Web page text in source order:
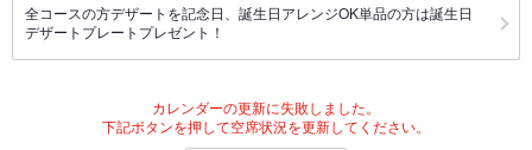
全コースの方デザートを記念日、誕生日アレンジOK単品の方は誕生日
デザートプレートプレゼント！
カレンダーの更新に失敗しました。
下記ボタンを押して空席状況を更新してください。